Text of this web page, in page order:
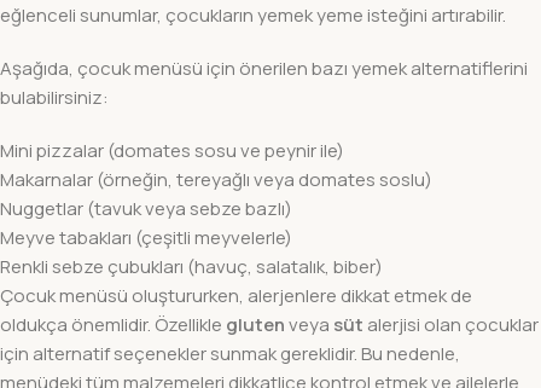
eğlenceli sunumlar, çocukların yemek yeme isteğini artırabilir.
Aşağıda, çocuk menüsü için önerilen bazı yemek alternatiflerini
bulabilirsiniz:
Mini pizzalar (domates sosu ve peynir ile)
Makarnalar (örneğin, tereyağlı veya domates soslu)
Nuggetlar (tavuk veya sebze bazlı)
Meyve tabakları (çeşitli meyvelerle)
Renkli sebze çubukları (havuç, salatalık, biber)
Çocuk menüsü oluştururken, alerjenlere dikkat etmek de
oldukça önemlidir. Özellikle glutenveya süt alerjisi olan çocuklar
için alternatif seçenekler sunmak gereklidir. Bu nedenle,
menüdeki tüm malzemeleri dikkatlice kontrol etmek ve ailelerle